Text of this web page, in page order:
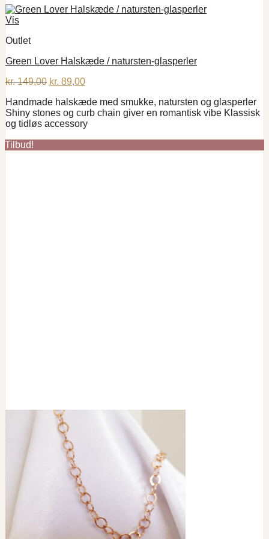
Vis
Outlet
Green Lover Halskæde / natursten-glasperler
kr.149,00 Den
pris
var:
kr. 149,00.
kr. 89,00Den
pris
er:
kr. 89,00.
Handmade halskæde med smukke, natursten og glasperler
Shiny stones og curb chain giver en romantisk vibe Klassisk
og tidløs accessory
Tilbud!